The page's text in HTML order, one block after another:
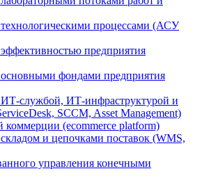
процессами (АСУ
предприятия
основными фондами предприятия
ИТ-службой, ИТ-инфраструктурой и
SCCM, Asset Management)
коммерции (ecommerce platform)
и цепочками поставок (WMS,
управления конечными